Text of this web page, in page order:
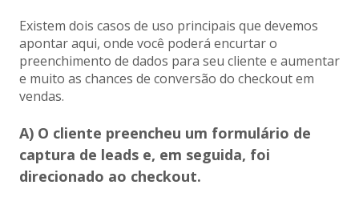
Existem dois casos de uso principais que devemos
apontar aqui, onde você poderá encurtar o
preenchimento de dados para seu cliente e aumentar
e muito as chances de conversão do checkout em
vendas.
A) O cliente preencheu um formulário de
captura de leads e, em seguida, foi
direcionado ao checkout.